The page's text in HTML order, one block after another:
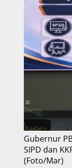
Gubernur
SIPD dan
(Foto/Mar)